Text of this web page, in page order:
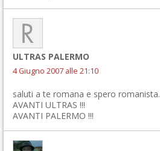
ULTRAS PALERMO
4 Giugno 2007 alle 21:10
saluti a te romana e spero romanista.
AVANTI ULTRAS !!!
AVANTI PALERMO !!!